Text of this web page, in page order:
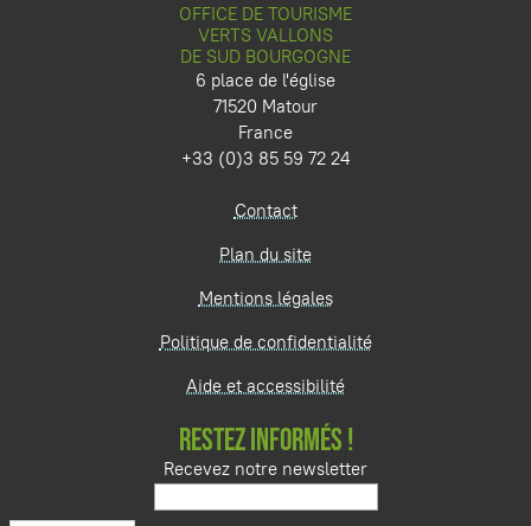
OFFICE DE TOURISME
VERTS VALLONS
DE SUD BOURGOGNE
6 place de l'église
71520 Matour
France
+33 (0)3 85 59 72 24
Contact
Plan du site
Mentions légales
Politique de confidentialité
Aide et accessibilité
RESTEZ INFORMÉS !
Recevez notre newsletter